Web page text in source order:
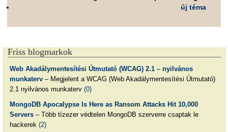
új téma
Friss blogmarkok
Web Akadálymentesítési Útmutató (WCAG) 2.1 – nyilvános
munkaterv– Megjelent a WCAG (Web Akadálymentesítési Útmutató)
2.1 nyilvános munkaterv (0)
MongoDB Apocalypse Is Here as Ransom Attacks Hit 10,000
Servers– Több tízezer védtelen MongoDB szerverre csaptak le
hackerek (2)